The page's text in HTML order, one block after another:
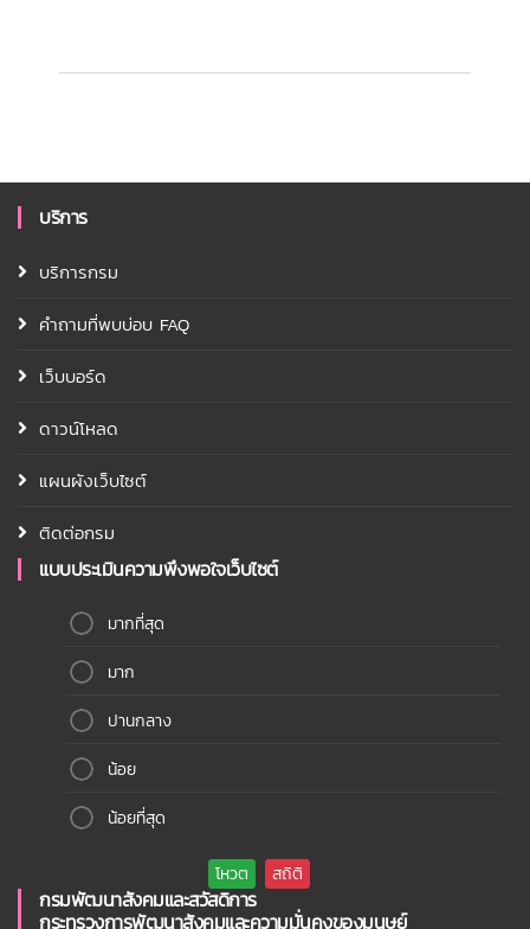
บริการ
บริการกรม
คำถามที่พบบ่อบ FAQ
เว็บบอร์ด
ดาวน์โหลด
แผนผังเว็บไซต์
ติดต่อกรม
แบบประเมินความพึงพอใจเว็บไซต์
มากที่สุด
มาก
ปานกลาง
น้อย
น้อยที่สุด
กรมพัฒนาสังคมและสวัสดิการ
กระทรวงการพัฒนาสังคมและความมั่นคงของมนุษย์